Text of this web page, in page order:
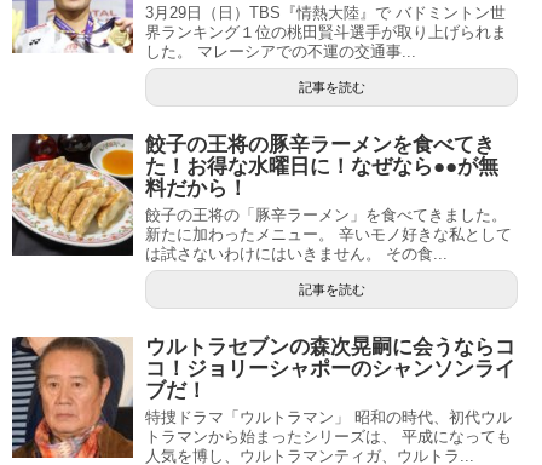
3月29日（日）TBS『情熱大陸』で バドミントン世
界ランキング１位の桃田賢斗選手が取り上げられま
した。 マレーシアでの不運の交通事...
記事を読む
餃子の王将の豚辛ラーメンを食べてき
た！お得な水曜日に！なぜなら●●が無
料だから！
餃子の王将の「豚辛ラーメン」を食べてきました。
新たに加わったメニュー。 辛いモノ好きな私として
は試さないわけにはいきません。 その食...
記事を読む
ウルトラセブンの森次晃嗣に会うならコ
コ！ジョリーシャポーのシャンソンライ
ブだ！
特捜ドラマ「ウルトラマン」 昭和の時代、初代ウル
トラマンから始まったシリーズは、 平成になっても
人気を博し、ウルトラマンティガ、ウルトラ...